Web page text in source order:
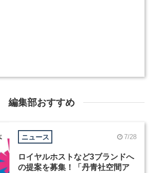
編集部おすすめ
ニュース 7/28
ロイヤルホストなど3ブランドへ
の提案を募集！「丹青社空間ア